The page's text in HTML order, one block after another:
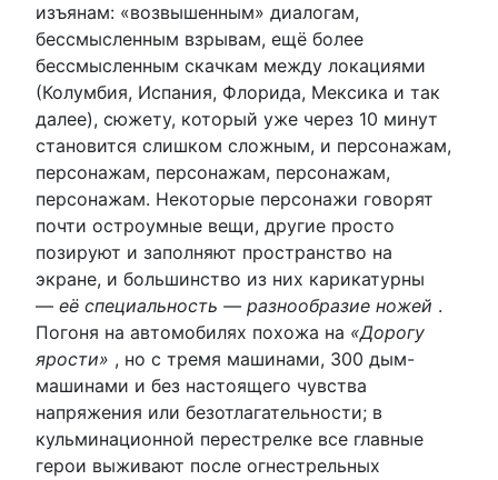
изъянам: «возвышенным» диалогам,
бессмысленным взрывам, ещё более
бессмысленным скачкам между локациями
(Колумбия, Испания, Флорида, Мексика и так
далее), сюжету, который уже через 10 минут
становится слишком сложным, и персонажам,
персонажам, персонажам, персонажам,
персонажам. Некоторые персонажи говорят
почти остроумные вещи, другие просто
позируют и заполняют пространство на
экране, и большинство из них карикатурны
— её специальность — разнообразие ножей .
Погоня на автомобилях похожа на «Дорогу
ярости» , но с тремя машинами, 300 дым-
машинами и без настоящего чувства
напряжения или безотлагательности; в
кульминационной перестрелке все главные
герои выживают после огнестрельных